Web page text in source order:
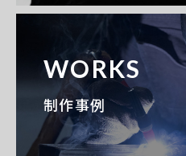
WORKS
制作事例